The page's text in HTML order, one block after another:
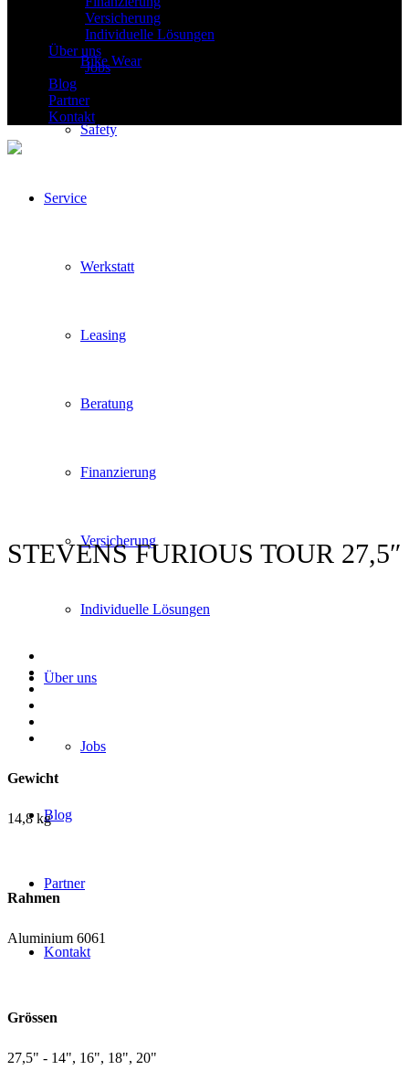
Bike Wear
Safety
Service
Werkstatt
Leasing
Beratung
Finanzierung
Versicherung
Individuelle Lösungen
Über uns
Jobs
Blog
Partner
Kontakt
Versicherung
Individuelle Lösungen
Über uns
Jobs
Blog
Partner
Kontakt
STEVENS FURIOUS TOUR 27,5″
Gewicht
14,8 kg
Rahmen
Aluminium 6061
Grössen
27,5" - 14", 16", 18", 20"